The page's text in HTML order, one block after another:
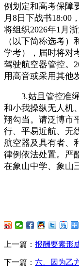
例划定和高考保障
月8日下战书18:00
将组织2026年1月
（以下简称选考
学考），届时将对
驾驶航空器管控。
用高音或采用其他
3.姑且管控准绳
和小我操纵无人机
翔勾当。请泛博市
行、平易近航、无
航空器及具有者、
律例依法处置。严
在象山中学、象山
上一篇： 报酬要素形
下一篇： 六、因为乙